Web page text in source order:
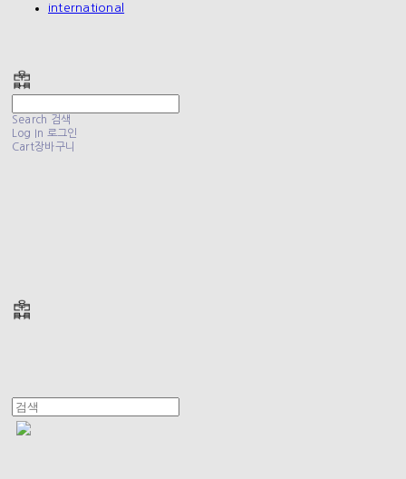
international
Search 검색
Log In 로그인
Cart장바구니